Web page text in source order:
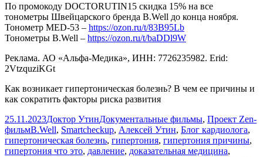
По промокоду DOCTORUTIN15 скидка 15% на все
тонометры Швейцарского бренда B.Well до конца ноября.
Тонометр МЕD-53 – https://ozon.ru/t/83B95Lb
Тонометры B.Well – https://ozon.ru/t/baDDl9W
Реклама. АО «Альфа-Медика», ИНН: 7726235982. Erid:
2VtzquziKGt
Как возникает гипертоническая болезнь? В чем ее причины и
как сократить факторы риска развития
Опубликовано
25.11.2023Автор
Доктор УтинРубрики
Документальные фильмы, Проект Zen-
фильмМетки
B.Well, Smartcheckup, Алексей Утин, Блог кардиолога,
гипертоническая болезнь, гипертония, гипертония причины,
гипертония что это, давление, доказательная медицина,